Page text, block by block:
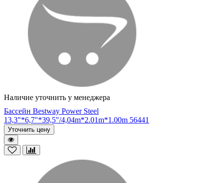
Наличие уточнить у менеджера
Бассейн Bestway Power Steel
13,3"*6,7"*39,5"/4,04m*2.01m*1.00m 56441
Уточнить цену